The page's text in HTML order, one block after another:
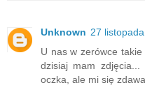
Unknown 27
U nas w zerówce
dzisiaj mam zdjęcia...
oczka, ale mi się